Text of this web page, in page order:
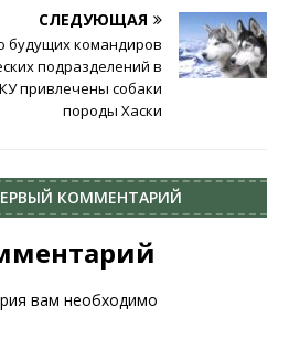
СЛЕДУЮЩАЯ
будущих командиров
подразделений в
привлечены собаки
породы Хаски
КОММЕНТАРИЙ
вам необходимо